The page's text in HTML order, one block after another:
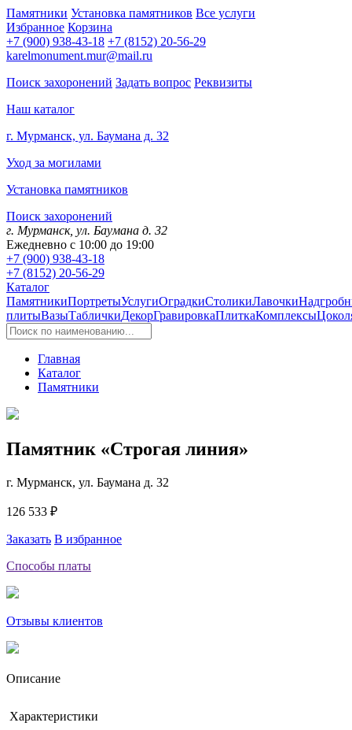
Памятники Установка памятников Все услуги
Избранное Корзина
+7 (900) 938-43-18 +7 (8152) 20-56-29
karelmonument.mur@mail.ru
Поиск захоронений Задать вопрос Реквизиты
Наш каталог
г. Мурманск, ул. Баумана д. 32
Уход за могилами
Установка памятников
Поиск захоронений
г. Мурманск, ул. Баумана д. 32
Ежедневно с 10:00 до 19:00
+7 (900) 938-43-18
+7 (8152) 20-56-29
Каталог
ПамятникиПортретыУслугиОградкиСтоликиЛавочки
плитыВазыТабличкиДекорГравировкаПлиткаКомплексы
Главная
Каталог
Памятники
Памятник «Строгая линия»
г. Мурманск, ул. Баумана д. 32
126 533 ₽
Заказать В избранное
Способы платы
Отзывы клиентов
Описание
Характеристики